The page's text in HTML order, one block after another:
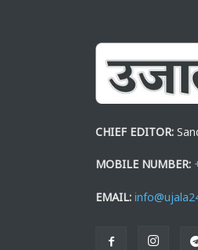
CHIEF EDITOR:
MOBILE NUMBER:
EMAIL: